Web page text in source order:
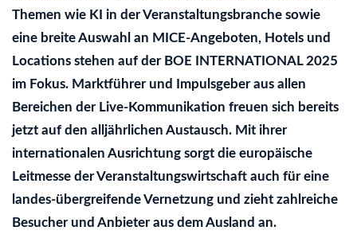
Themen wie KI in der Veranstaltungsbranche sowie
eine breite Auswahl an MICE-Angeboten, Hotels und
Locations stehen auf der BOE INTERNATIONAL 2025
im Fokus. Marktführer und Impulsgeber aus allen
Bereichen der Live-Kommunikation freuen sich bereits
jetzt auf den alljährlichen Austausch. Mit ihrer
internationalen Ausrichtung sorgt die europäische
Leitmesse der Veranstaltungswirtschaft auch für eine
landes-übergreifende Vernetzung und zieht zahlreiche
Besucher und Anbieter aus dem Ausland an.